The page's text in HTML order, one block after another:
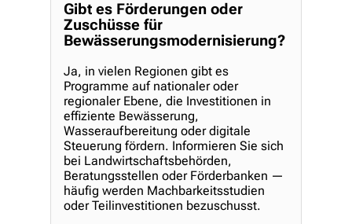
Gibt es Förderungen oder
Zuschüsse für
Bewässerungsmodernisierung?
Ja, in vielen Regionen gibt es
Programme auf nationaler oder
regionaler Ebene, die Investitionen in
effiziente Bewässerung,
Wasseraufbereitung oder digitale
Steuerung fördern. Informieren Sie sich
bei Landwirtschaftsbehörden,
Beratungsstellen oder Förderbanken —
häufig werden Machbarkeitsstudien
oder Teilinvestitionen bezuschusst.